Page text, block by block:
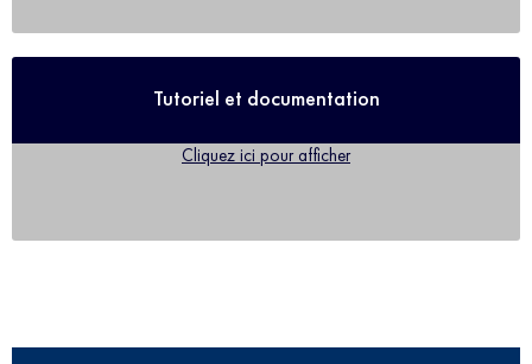
Tutoriel et documentation
Cliquez ici pour afficher